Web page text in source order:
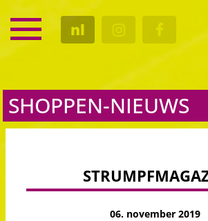
nl
SERVICE
KALENDER
SHOPPEN-NIEUWS
06. november 2019